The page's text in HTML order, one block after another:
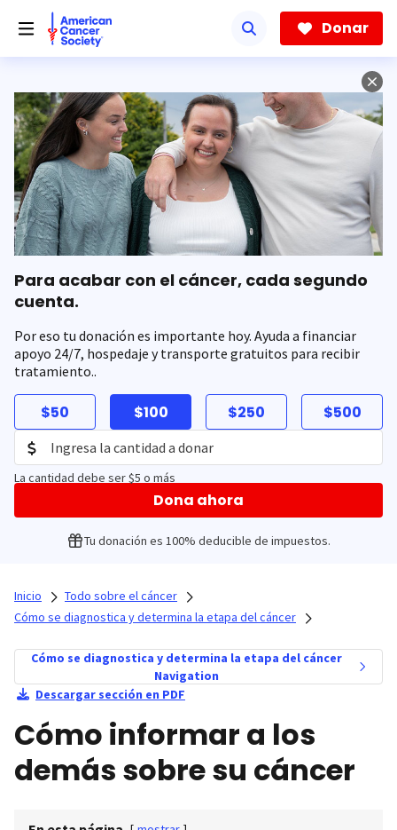
hacia
contenido
Donar
Para acabar con el cáncer, cada segundo
cuenta.
Por eso tu donación es importante hoy. Ayuda a financiar
apoyo 24/7, hospedaje y transporte gratuitos para recibir
tratamiento..
$50 $100 $250 $500
La cantidad debe ser $5 o más
Dona ahora
Tu donación es 100% deducible de impuestos.
Inicio
Todo sobre el cáncer
Cómo se diagnostica y determina la etapa del cáncer
Cómo se diagnostica y determina la etapa del cáncer
Navigation
Descargar sección en PDF
Cómo informar a los
demás sobre su cáncer